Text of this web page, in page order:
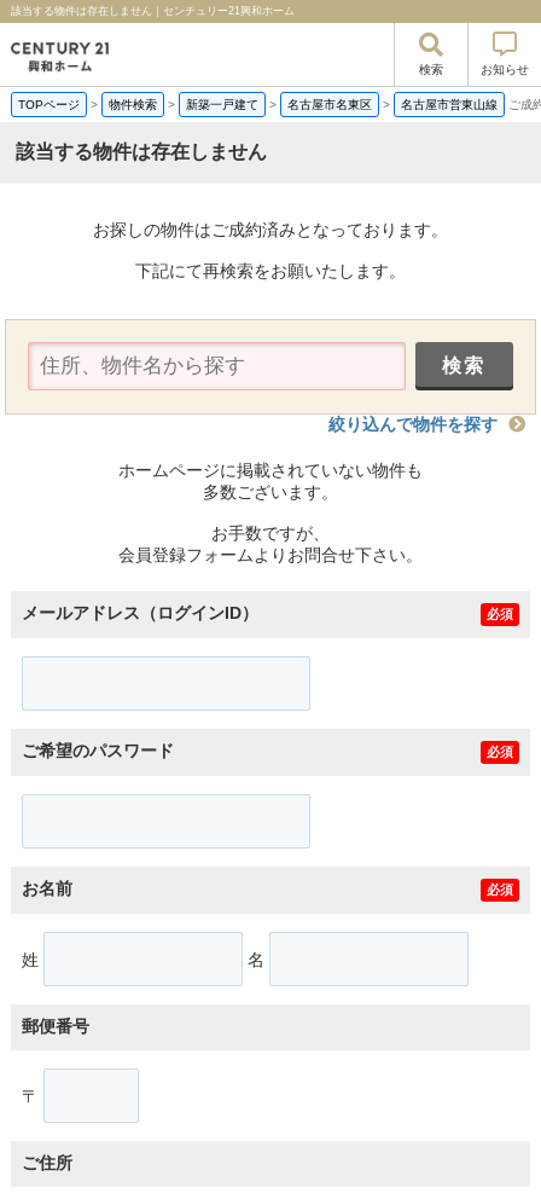
該当する物件は存在しません｜センチュリー21興和ホーム
検索 お知らせ
TOPページ > 物件検索 > 新築一戸建て > 名古屋市名東区 > 名古屋市営東山線 ご成
該当する物件は存在しません
お探しの物件はご成約済みとなっております。
下記にて再検索をお願いたします。
絞り込んで物件を探す
ホームページに掲載されていない物件も
多数ございます。
お手数ですが、
会員登録フォームよりお問合せ下さい。
メールアドレス（ログインID） 必須
ご希望のパスワード 必須
お名前 必須
姓 名
郵便番号
〒
ご住所